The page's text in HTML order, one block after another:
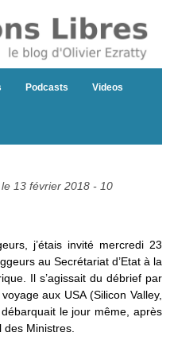
Podcasts Videos
13 février 2018 - 10
j’étais invité mercredi 23
au Secrétariat d’Etat à la
Il s’agissait du débrief par
aux USA (Silicon Valley,
le jour même, après
Ministres.